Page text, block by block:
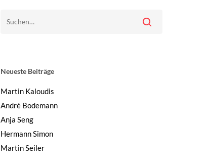
Neueste Beiträge
Martin Kaloudis
André Bodemann
Anja Seng
Hermann Simon
Martin Seiler